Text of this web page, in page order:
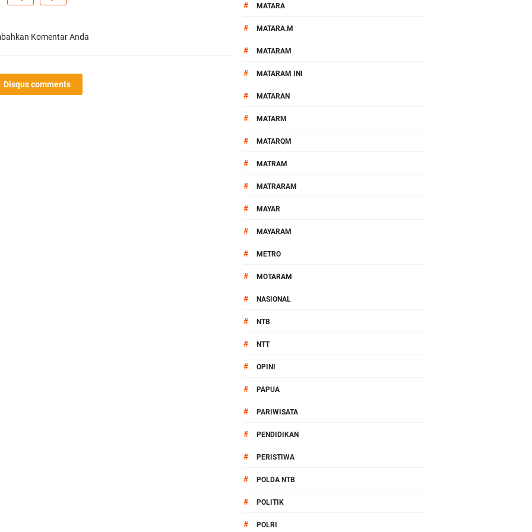
Komentar Anda
Disqus comments
# MATARA
# MATARA.M
# MATARAM
# MATARAM INI
# MATARAN
# MATARM
# MATARQM
# MATRAM
# MATRARAM
# MAYAR
# MAYARAM
# METRO
# MOTARAM
# NASIONAL
# NTB
# NTT
# OPINI
# PAPUA
# PARIWISATA
# PENDIDIKAN
# PERISTIWA
# POLDA NTB
# POLITIK
# POLRI